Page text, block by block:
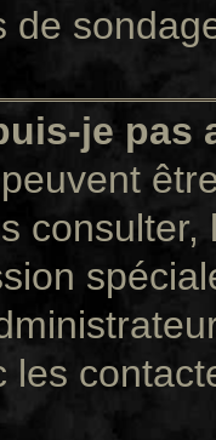
de
je pas
les